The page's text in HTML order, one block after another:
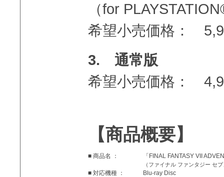
（for
希望小売価格：
3. 通常版
希望小売価格：
【商品概要】
■ 商品名 ： 「FINAL FANTASY VII
（ファイナル ファンタジー セ
■ 対応機種 ：
Blu-ray Disc